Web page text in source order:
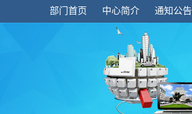
部门首页 中心简介 通知公告